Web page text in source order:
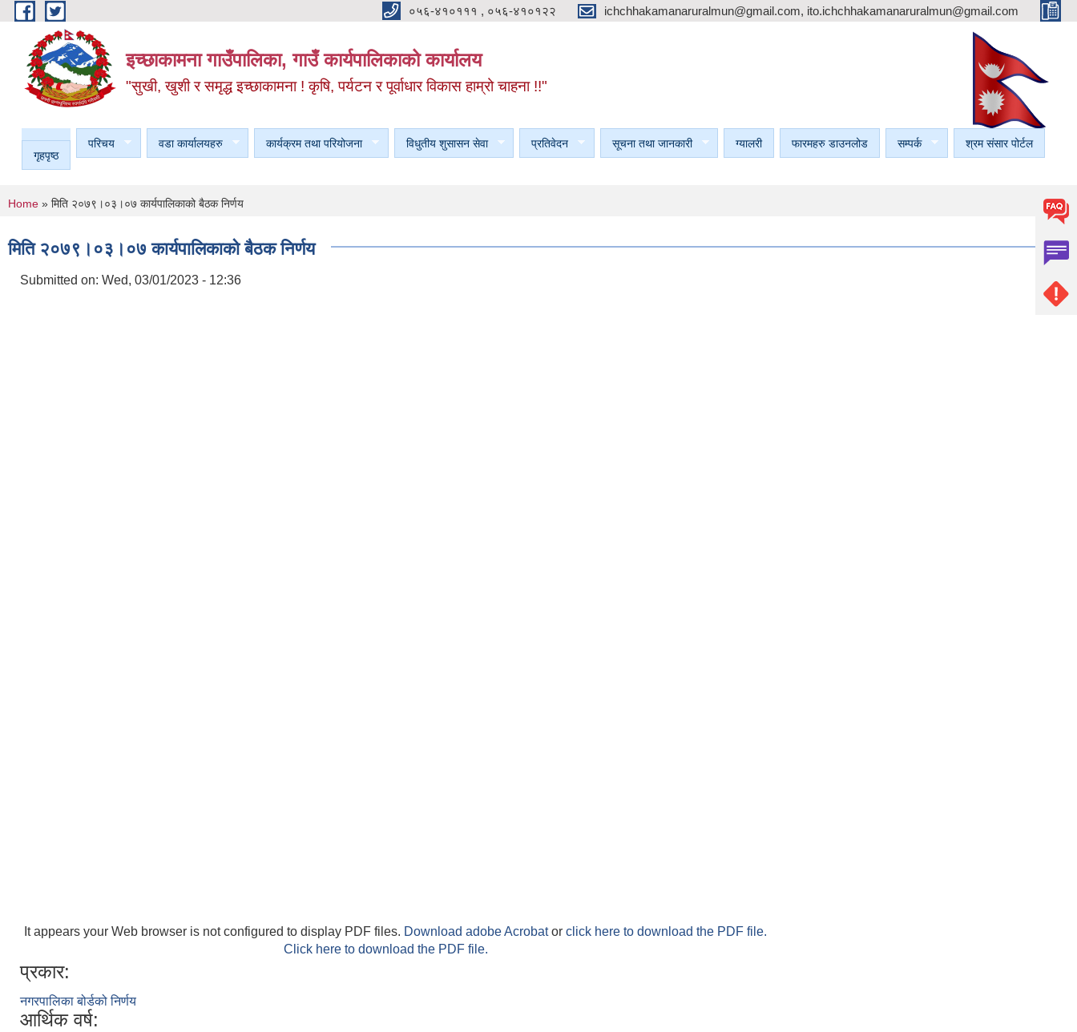
Skip to main content ०५६-४१०१११ , ०५६-४१०१२२ ichchhakamanaruralmun@gmail.com, ito.ichchhakamanaruralmun@gmail.com
इच्छाकामना गाउँपालिका, गाउँ कार्यपालिकाको कार्यालय
"सुखी, खुशी र समृद्ध इच्छाकामना ! कृषि, पर्यटन र पूर्वाधार विकास हाम्रो चाहना !!"
गृहपृष्ठ
परिचय वडा कार्यालयहरु कार्यक्रम तथा परियोजना विधुतीय शुसासन सेवा प्रतिवेदन सूचना तथा जानकारी ग्यालरी फारमहरु डाउनलोड सम्पर्क श्रम संसार पोर्टल
You are here
Home » मिति २०७९।०३।०७ कार्यपालिकाको बैठक निर्णय
मिति २०७९।०३।०७ कार्यपालिकाको बैठक निर्णय
Submitted on: Wed, 03/01/2023 - 12:36
It appears your Web browser is not configured to display PDF files. Download adobe Acrobator click here to download the PDF file.
Click here to download the PDF file.
प्रकार:
नगरपालिका बोर्डको निर्णय
आर्थिक वर्ष: